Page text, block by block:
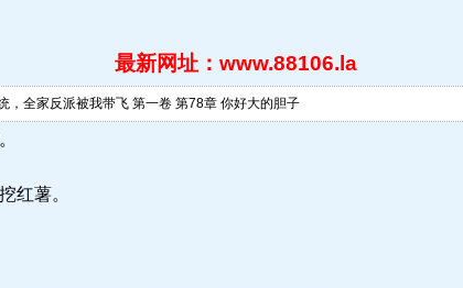
最新网址：www.88106.la
，全家反派被我带飞 第一卷 第78章 你好大的胆子
红薯。